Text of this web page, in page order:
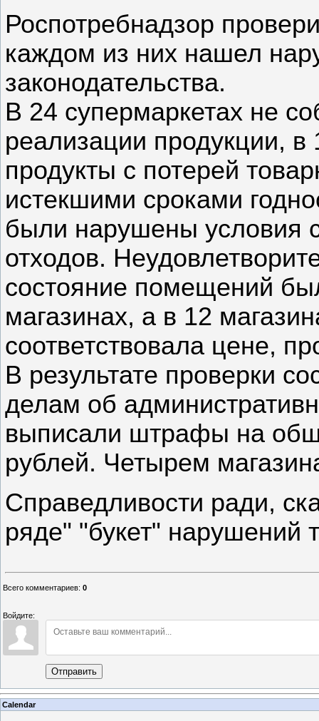
Роспотребнадзор
каждом из них нашел
законодательства.
В 24 супермаркетах не
реализации продукции,
продукты с потерей
истекшими сроками
были нарушены условия
отходов.
состояние помещений
магазинах, а в 12
соответствовала цене,
В результате проверки
делам об
выписали штрафы на
рублей. Четырем
Справедливости ради,
ряде" "букет" нарушений
Всего комментариев: 0
Войдите:
Отправить
Calendar